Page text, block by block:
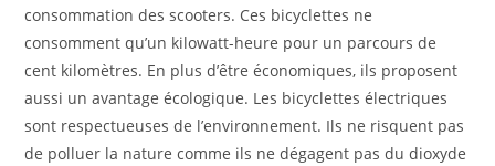
consommation des scooters. Ces bicyclettes ne
consomment qu’un kilowatt-heure pour un parcours de
cent kilomètres. En plus d’être économiques, ils proposent
aussi un avantage écologique. Les bicyclettes électriques
sont respectueuses de l’environnement. Ils ne risquent pas
de polluer la nature comme ils ne dégagent pas du dioxyde